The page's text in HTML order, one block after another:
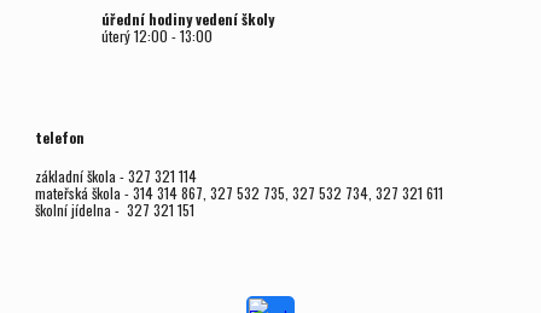
úřední hodiny vedení školy
úterý12:00 - 13:00
telefon
základní škola - 327 321 114
mateřská škola - 314 314 867, 327 532 735, 327 532 734, 327 321 611
školní jídelna - 327 321 151